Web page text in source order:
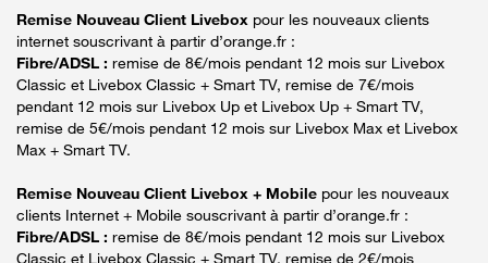
Remise Nouveau Client Livebox pour les nouveaux clients
internet souscrivant à partir d’orange.fr :
Fibre/ADSL : remise de 8€/mois pendant 12 mois sur Livebox
Classic et Livebox Classic + Smart TV, remise de 7€/mois
pendant 12 mois sur Livebox Up et Livebox Up + Smart TV,
remise de 5€/mois pendant 12 mois sur Livebox Max et Livebox
Max + Smart TV.
Remise Nouveau Client Livebox + Mobile pour les nouveaux
clients Internet + Mobile souscrivant à partir d’orange.fr :
Fibre/ADSL : remise de 8€/mois pendant 12 mois sur Livebox
Classic et Livebox Classic + Smart TV, remise de 2€/mois